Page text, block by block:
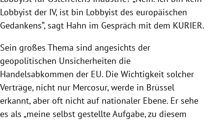
Lobbyist der IV, ist bin Lobbyist des europäischen
Gedankens“, sagt Hahn im Gespräch mit dem KURIER.
Sein großes Thema sind angesichts der
geopolitischen Unsicherheiten die
Handelsabkommen der EU. Die Wichtigkeit solcher
Verträge, nicht nur Mercosur, werde in Brüssel
erkannt, aber oft nicht auf nationaler Ebene. Er sehe
es als „meine selbst gestellte Aufgabe, zu diesem